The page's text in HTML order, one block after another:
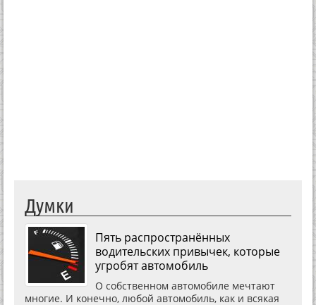
Думки
Пять распространённых
водительских привычек, которые
угробят автомобиль
О собственном автомобиле мечтают
многие. И конечно, любой автомобиль, как и всякая